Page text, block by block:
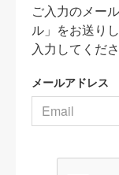
ご入力のメー
ル」をお送り
入力してくださ
メールアドレス